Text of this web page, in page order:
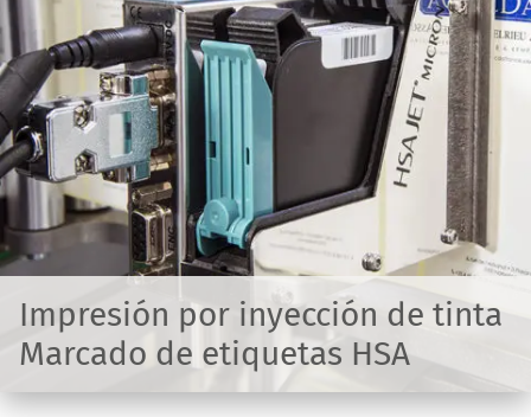
Impresión por inyección de tinta
Marcado de etiquetas HSA